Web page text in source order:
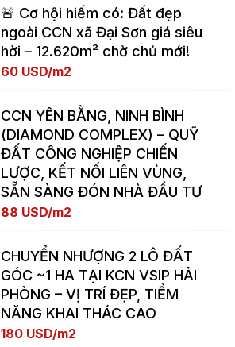
🚨 Cơ hội hiếm có: Đất đẹp
ngoài CCN xã Đại Sơn giá siêu
hời – 12.620m² chờ chủ mới!
60 USD/m2
CCN YÊN BẰNG, NINH BÌNH
(DIAMOND COMPLEX) – QUỸ
ĐẤT CÔNG NGHIỆP CHIẾN
LƯỢC, KẾT NỐI LIÊN VÙNG,
SẴN SÀNG ĐÓN NHÀ ĐẦU TƯ
88 USD/m2
CHUYỂN NHƯỢNG 2 LÔ ĐẤT
GÓC ~1 HA TẠI KCN VSIP HẢI
PHÒNG – VỊ TRÍ ĐẸP, TIỀM
NĂNG KHAI THÁC CAO
180 USD/m2